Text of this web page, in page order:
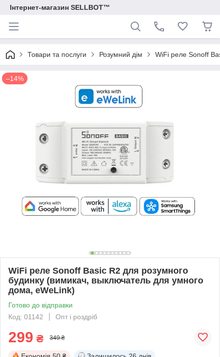
Інтернет-магазин SELLBOT™
Товари та послуги Розумний дім WiFi реле Sonoff
–14%
WiFi реле Sonoff Basic R2 для розумного
будинку (вимикач, выключатель для умного
дома, eWeLink)
Готово до відправки
Код: 01142
Опт і роздріб
299 ₴ 349 ₴